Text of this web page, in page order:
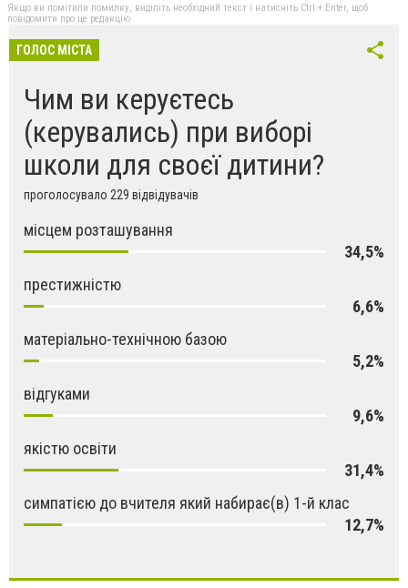
Якщо ви помітили помилку, виділіть необхідний текст і натисніть Ctrl + Enter, щоб
повідомити про це редакцію
ГОЛОС МІСТА
Чим ви керуєтесь
(керувались) при виборі
школи для своєї дитини?
проголосувало 229 відвідувачів
місцем розташування
34,5%
престижністю
6,6%
матеріально-технічною базою
5,2%
відгуками
9,6%
якістю освіти
31,4%
симпатією до вчителя який набирає(в) 1-й клас
12,7%